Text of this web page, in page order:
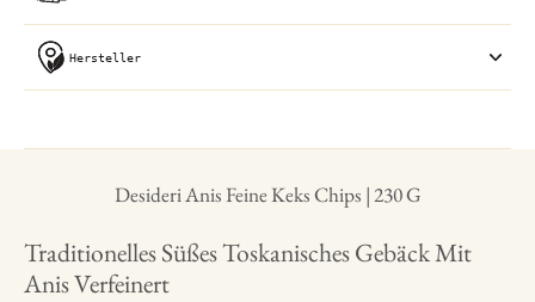
Hersteller
Desideri Anis Feine Keks Chips | 230 G
Traditionelles Süßes Toskanisches Gebäck Mit
Anis Verfeinert